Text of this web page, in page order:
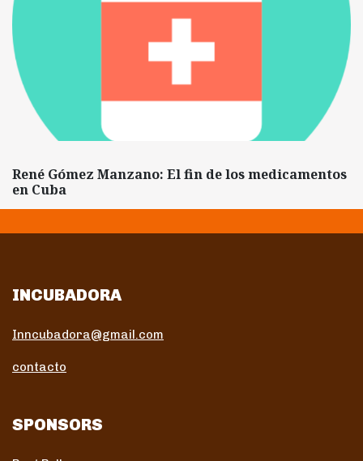
René Gómez Manzano: El fin de los medicamentos
en Cuba
INCUBADORA
Inncubadora@gmail.com
contacto
SPONSORS